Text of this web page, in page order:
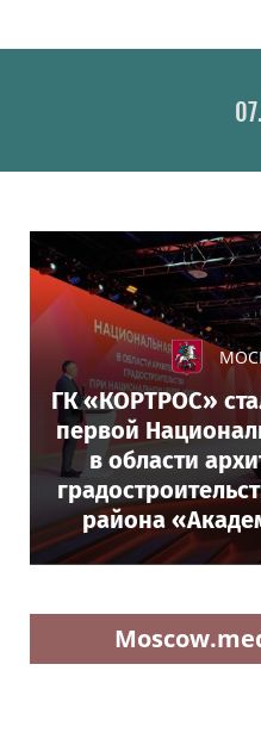
ГК «КОРТРОС»
первой
в области
района